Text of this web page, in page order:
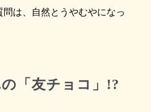
は、自然とうやむやになっ
「友チョコ」!?